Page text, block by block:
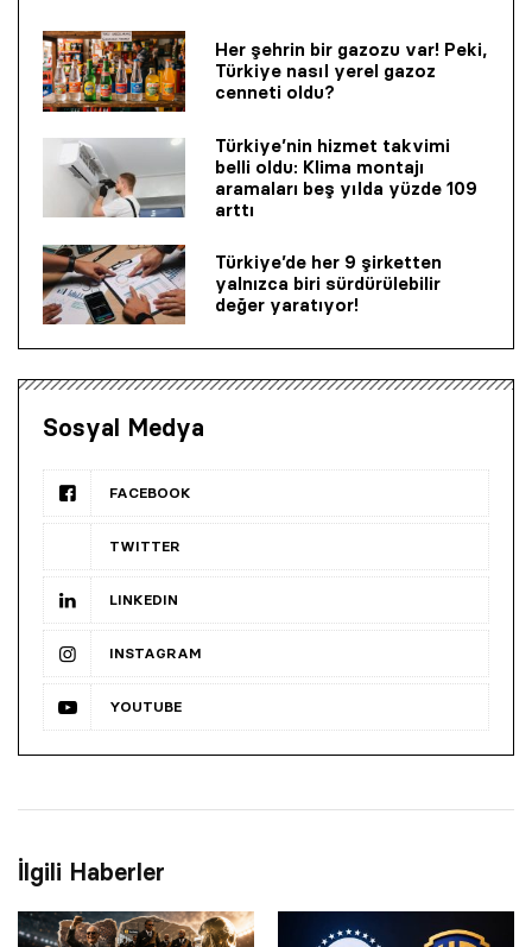
Her şehrin bir gazozu var! Peki,
Türkiye nasıl yerel gazoz
cenneti oldu?
Türkiye’nin hizmet takvimi
belli oldu: Klima montajı
aramaları beş yılda yüzde 109
arttı
Türkiye’de her 9 şirketten
yalnızca biri sürdürülebilir
değer yaratıyor!
Sosyal Medya
FACEBOOK
TWITTER
LINKEDIN
INSTAGRAM
YOUTUBE
İlgili Haberler